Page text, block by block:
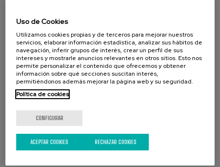
Uso de Cookies
Utilizamos cookies propias y de terceros para mejorar nuestros
servicios, elaborar información estadística, analizar sus hábitos de
navegación, inferir grupos de interés, crear un perfil de sus
intereses y mostrarle anuncios relevantes en otros sitios. Esto nos
permite personalizar el contenido que ofrecemos y obtener
información sobre qué secciones suscitan interés,
permitiéndonos además mejorar la página web y su seguridad.
Política de cookies
CONFIGURAR
RECHAZAR COOKIES
ACEPTAR COOKIES